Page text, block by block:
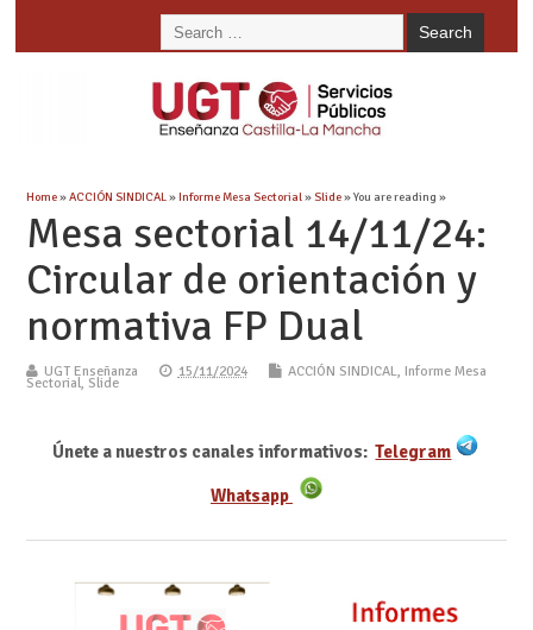
Home»ACCIÓN SINDICAL»Informe Mesa Sectorial»Slide» You are reading »
Mesa sectorial 14/11/24:
Circular de orientación y
normativa FP Dual
UGT Enseñanza 15/11/2024 ACCIÓN SINDICAL, Informe Mesa
Sectorial, Slide
Únete a nuestros canales informativos: Telegram
Whatsapp